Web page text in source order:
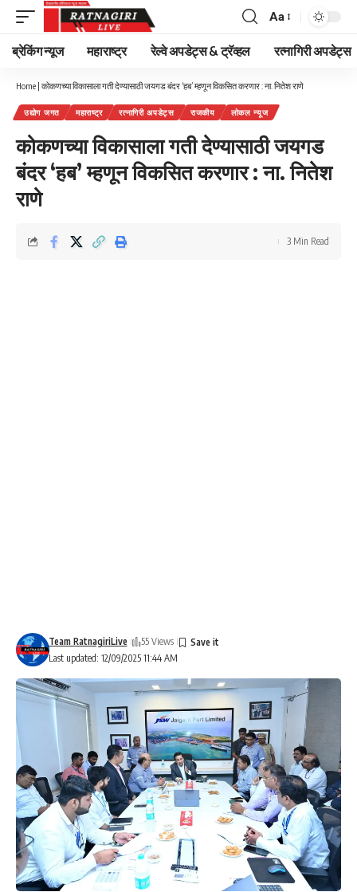
Font
Resizer
Aa
ब्रेकिंग न्यूज महाराष्ट्र रेल्वे अपडेट्स & ट्रॅव्हल रत्नागिरी अपडेट्स
Home | कोकणच्या विकासाला गती देण्यासाठी जयगड बंदर ‘हब’ म्हणून विकसित करणार : ना. नितेश राणे
उद्योग जगत महाराष्ट्र रत्नागिरी अपडेट्स राजकीय लोकल न्यूज
कोकणच्या विकासाला गती देण्यासाठी जयगड
बंदर ‘हब’ म्हणून विकसित करणार : ना. नितेश
राणे
Last updated: 12/09/2025 11:44 AM
Team RatnagiriLive 55 Views
3 Min Read